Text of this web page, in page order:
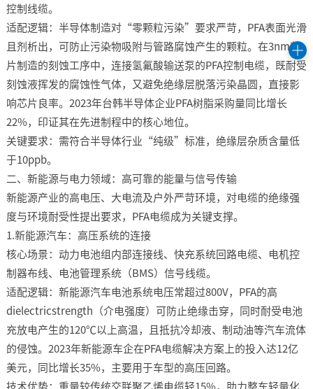
控制线缆。​
适配逻辑：半导体制造对“零颗粒污染”要求严苛，PFA表面光滑
且剂析出，可防止污染物吸附与管路腐蚀产生的颗粒。在3nm芯
片制造的刻蚀工序中，连接氢氟酸输送泵的PFA控制电缆，既耐受
刻蚀液挥发的腐蚀性气体，又避免绝缘层脱落污染晶圆，直接影
响芯片良率。2023年台韩半导体企业PFA树脂采购量同比增长
22%，印证其在先进制程中的核心地位。​
关键要求：需符合半导体行业“纯级”标准，绝缘层杂质含量低
于10ppb。​
二、新能源与电力领域：高可靠的能量与信号传输​
新能源产业的高电压、大电流及户外严苛环境，对电缆的绝缘强
度与环境耐受性提出要求，PFA电缆成为关键支撑。​
1.新能源汽车：高压系统的连接​
核心场景：动力电池组内部连接线、快充系统回路电缆、电机控
制器布线、电池管理系统（BMS）信号线缆。​
适配逻辑：新能源汽车电池系统电压常超过800V，PFA的高
dielectricstrength（介电强度）可防止绝缘击穿，同时耐受电池
充放电产生的120℃以上高温，且抵抗冷却液、制动油等汽车流体
的侵蚀。2023年新能源车企在PFA电缆解决方案上的投入达12亿
美元，同比增长35%，主要用于车型的高压回路。​
技术优势：重量较传统交联聚乙烯电缆轻15%，助力整车轻量化